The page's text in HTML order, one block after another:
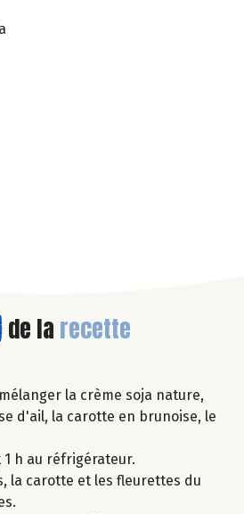
de la recette
la crème soja nature,
d'ail, la carotte en brunoise, le
h au réfrigérateur.
la carotte et les fleurettes du